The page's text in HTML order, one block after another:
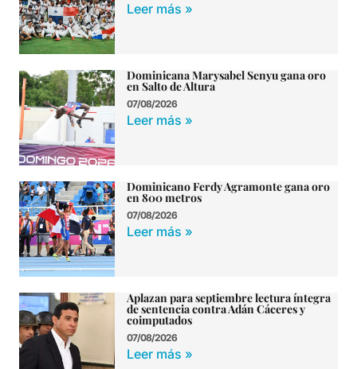
Leer más »
Dominicana Marysabel Senyu gana oro
en Salto de Altura
07/08/2026
Leer más »
Dominicano Ferdy Agramonte gana oro
en 800 metros
07/08/2026
Leer más »
Aplazan para septiembre lectura íntegra
de sentencia contra Adán Cáceres y
coimputados
07/08/2026
Leer más »